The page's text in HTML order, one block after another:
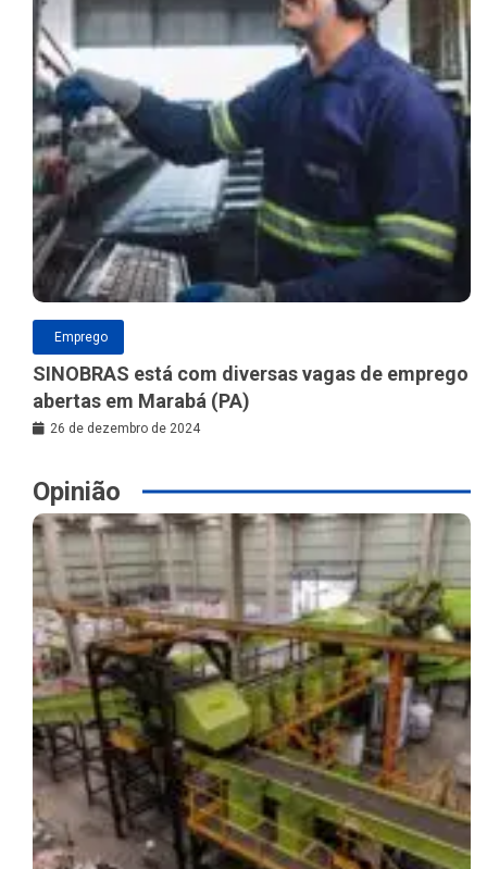
Emprego
SINOBRAS está com diversas vagas de emprego
abertas em Marabá (PA)
26 de dezembro de 2024
Opinião